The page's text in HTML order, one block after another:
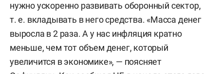
нужно ускоренно развивать оборонный сектор,
т. е. вкладывать в него средства. «Масса денег
выросла в 2 раза. А у нас инфляция кратно
меньше, чем тот объем денег, который
увеличится в экономике», — поясняет